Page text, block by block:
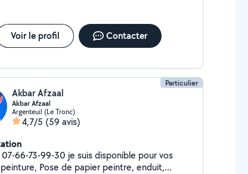
Voir le profil Contacter
Particulier
Akbar Afzaal
Akbar Afzaal
Argenteuil (Le Tronc)
4,7/5 (59 avis)
07-66-73-99-30 je suis disponible pour vos
Pose de papier peintre, enduit,